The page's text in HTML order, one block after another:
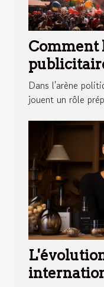
Comment
utilisés
politiques
Dans l'arène
jouent un rôle